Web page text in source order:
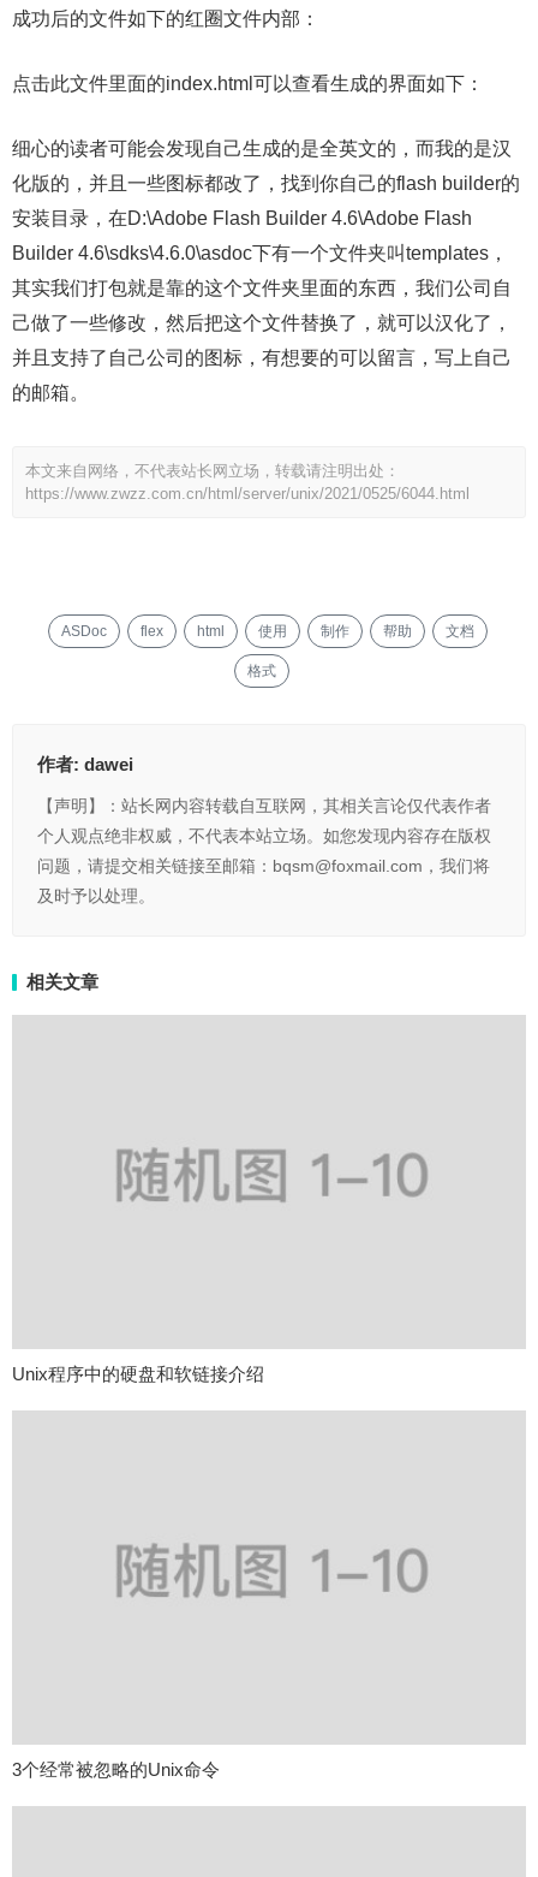
成功后的文件如下的红圈文件内部：
点击此文件里面的index.html可以查看生成的界面如下：
细心的读者可能会发现自己生成的是全英文的，而我的是汉
化版的，并且一些图标都改了，找到你自己的flash builder的
安装目录，在D:\Adobe Flash Builder 4.6\Adobe Flash
Builder 4.6\sdks\4.6.0\asdoc下有一个文件夹叫templates，
其实我们打包就是靠的这个文件夹里面的东西，我们公司自
己做了一些修改，然后把这个文件替换了，就可以汉化了，
并且支持了自己公司的图标，有想要的可以留言，写上自己
的邮箱。
本文来自网络，不代表站长网立场，转载请注明出处：
https://www.zwzz.com.cn/html/server/unix/2021/0525/6044.html
ASDoc flex html 使用 制作 帮助 文档
格式
作者: dawei
【声明】：站长网内容转载自互联网，其相关言论仅代表作者
个人观点绝非权威，不代表本站立场。如您发现内容存在版权
问题，请提交相关链接至邮箱：bqsm@foxmail.com，我们将
及时予以处理。
相关文章
Unix程序中的硬盘和软链接介绍
3个经常被忽略的Unix命令